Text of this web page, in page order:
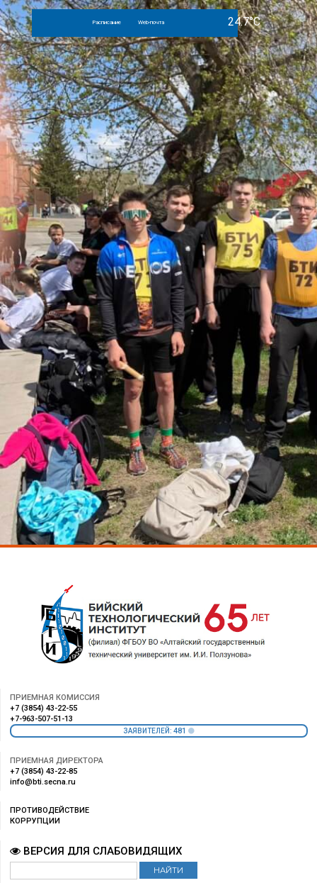
Расписание Web-почта
ПРИЕМНАЯ КОМИССИЯ
+7 (3854) 43-22-55
+7-963-507-51-13
ЗАЯВИТЕЛЕЙ: 481
ПРИЕМНАЯ ДИРЕКТОРА
+7 (3854) 43-22-85
info@bti.secna.ru
ПРОТИВОДЕЙСТВИЕ
КОРРУПЦИИ
ВЕРСИЯ ДЛЯ СЛАБОВИДЯЩИХ